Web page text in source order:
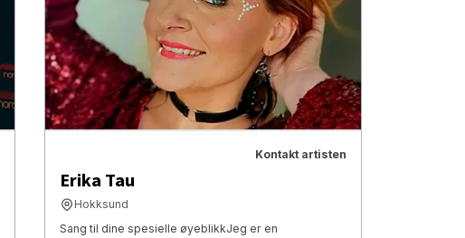
Kontakt artisten
Erika Tau
Hokksund
​Sang til dine spesielle øyeblikk ​Jeg er en